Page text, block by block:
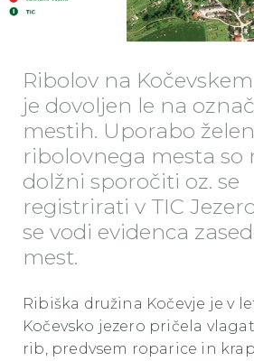
Ribolov na
je dovoljen le na
mestih. Uporabo
ribolovnega mesta so
dolžni sporočiti oz. se
registrirati v TIC
se vodi evidenca
mest.
Ribiška družina Kočevje je v
Kočevsko jezero pričela
rib, predvsem roparice in